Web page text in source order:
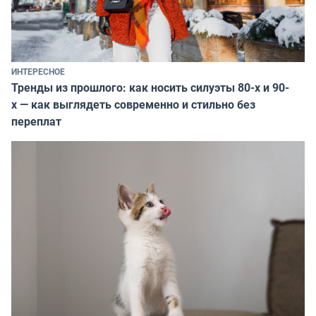
ИНТЕРЕСНОЕ
Тренды из прошлого: как носить силуэты 80-х и 90-
х — как выглядеть современно и стильно без
переплат